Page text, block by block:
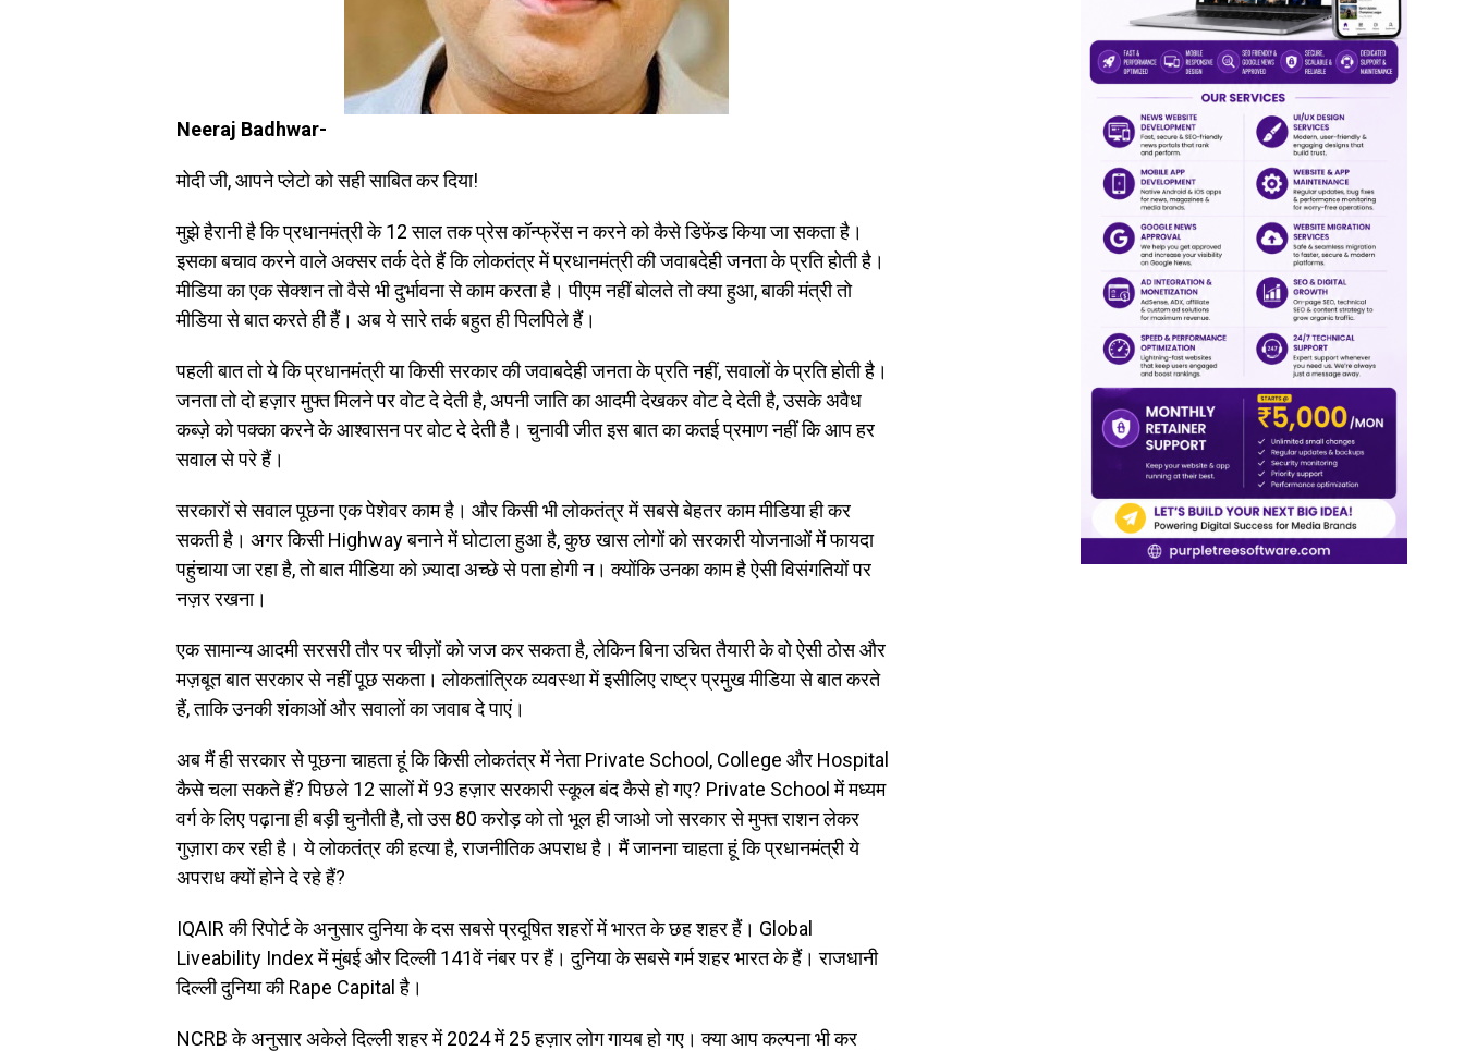
Neeraj Badhwar-
मोदी जी, आपने प्लेटो को सही साबित कर दिया!
मुझे हैरानी है कि प्रधानमंत्री के 12 साल तक प्रेस कॉन्फ्रेंस न करने को कैसे डिफेंड किया जा सकता है।
इसका बचाव करने वाले अक्सर तर्क देते हैं कि लोकतंत्र में प्रधानमंत्री की जवाबदेही जनता के प्रति होती है।
मीडिया का एक सेक्शन तो वैसे भी दुर्भावना से काम करता है। पीएम नहीं बोलते तो क्या हुआ, बाकी मंत्री तो
मीडिया से बात करते ही हैं। अब ये सारे तर्क बहुत ही पिलपिले हैं।
पहली बात तो ये कि प्रधानमंत्री या किसी सरकार की जवाबदेही जनता के प्रति नहीं, सवालों के प्रति होती है।
जनता तो दो हज़ार मुफ्त मिलने पर वोट दे देती है, अपनी जाति का आदमी देखकर वोट दे देती है, उसके अवैध
कब्ज़े को पक्का करने के आश्वासन पर वोट दे देती है। चुनावी जीत इस बात का कतई प्रमाण नहीं कि आप हर
सवाल से परे हैं।
सरकारों से सवाल पूछना एक पेशेवर काम है। और किसी भी लोकतंत्र में सबसे बेहतर काम मीडिया ही कर
सकती है। अगर किसी Highway बनाने में घोटाला हुआ है, कुछ खास लोगों को सरकारी योजनाओं में फायदा
पहुंचाया जा रहा है, तो बात मीडिया को ज़्यादा अच्छे से पता होगी न। क्योंकि उनका काम है ऐसी विसंगतियों पर
नज़र रखना।
एक सामान्य आदमी सरसरी तौर पर चीज़ों को जज कर सकता है, लेकिन बिना उचित तैयारी के वो ऐसी ठोस और
मज़बूत बात सरकार से नहीं पूछ सकता। लोकतांत्रिक व्यवस्था में इसीलिए राष्ट्र प्रमुख मीडिया से बात करते
हैं, ताकि उनकी शंकाओं और सवालों का जवाब दे पाएं।
अब मैं ही सरकार से पूछना चाहता हूं कि किसी लोकतंत्र में नेता Private School, College और Hospital
कैसे चला सकते हैं? पिछले 12 सालों में 93 हज़ार सरकारी स्कूल बंद कैसे हो गए? Private School में मध्यम
वर्ग के लिए पढ़ाना ही बड़ी चुनौती है, तो उस 80 करोड़ को तो भूल ही जाओ जो सरकार से मुफ्त राशन लेकर
गुज़ारा कर रही है। ये लोकतंत्र की हत्या है, राजनीतिक अपराध है। मैं जानना चाहता हूं कि प्रधानमंत्री ये
अपराध क्यों होने दे रहे हैं?
IQAIR की रिपोर्ट के अनुसार दुनिया के दस सबसे प्रदूषित शहरों में भारत के छह शहर हैं। Global
Liveability Index में मुंबई और दिल्ली 141वें नंबर पर हैं। दुनिया के सबसे गर्म शहर भारत के हैं। राजधानी
दिल्ली दुनिया की Rape Capital है।
NCRB के अनुसार अकेले दिल्ली शहर में 2024 में 25 हज़ार लोग गायब हो गए। क्या आप कल्पना भी कर